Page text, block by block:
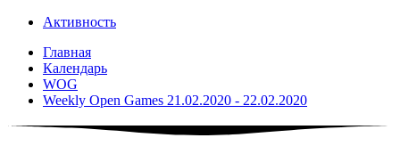
Активность
Главная
Календарь
WOG
Weekly Open Games 21.02.2020 - 22.02.2020